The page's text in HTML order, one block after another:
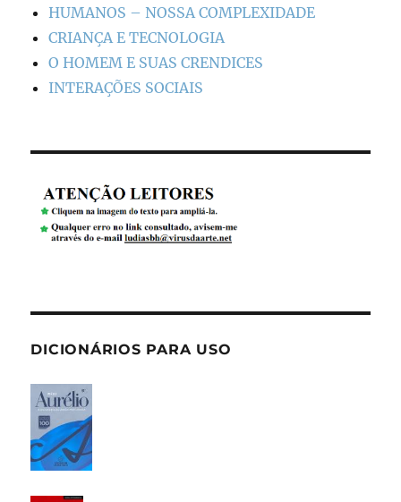
HUMANOS – NOSSA COMPLEXIDADE
CRIANÇA E TECNOLOGIA
O HOMEM E SUAS CRENDICES
INTERAÇÕES SOCIAIS
DICIONÁRIOS PARA USO